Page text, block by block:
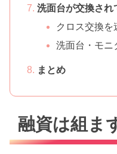
洗面台が交換され
クロス交換を
洗面台・モニ
まとめ
融資は組ま